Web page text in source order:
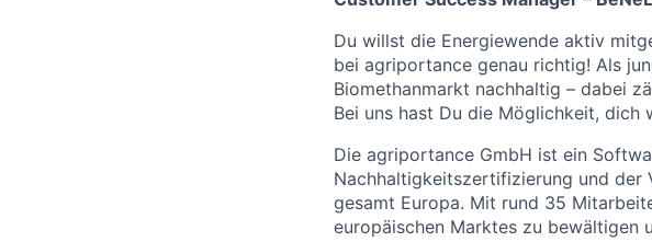
Du willst die Energiewende aktiv
bei agriportance genau richtig! Als
Biomethanmarkt nachhaltig – dabei
Bei uns hast Du die Möglichkeit, dich
Die agriportance GmbH ist ein
Nachhaltigkeitszertifizierung und der
gesamt Europa. Mit rund 35
europäischen Marktes zu bewältigen